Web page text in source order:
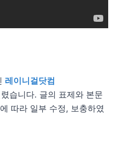
레이니걸닷컴
습니다. 글의 표제와 본문
따라 일부 수정, 보충하였